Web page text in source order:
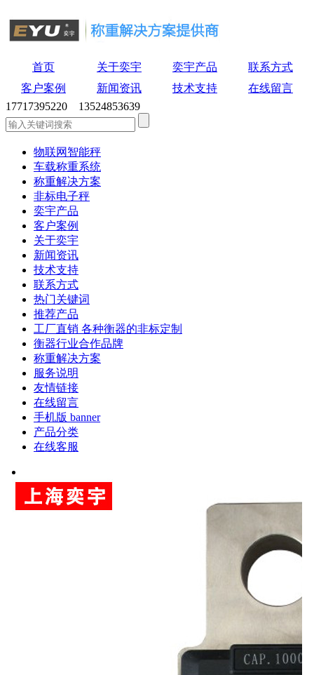
首页 关于奕宇 奕宇产品
联系方式
客户案例
新闻资讯 技术支持
在线留言
17717395220 13524853639
物联网智能秤
车载称重系统
称重解决方案
非标电子秤
奕宇产品
客户案例
关于奕宇
新闻资讯
技术支持
联系方式
热门关键词
推荐产品
工厂直销 各种衡器的非标定制
衡器行业合作品牌
称重解决方案
服务说明
友情链接
在线留言
手机版 banner
产品分类
在线客服